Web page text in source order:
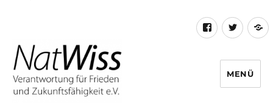
FacebookTwitter
MENÜ